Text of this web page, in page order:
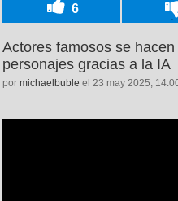
6
Actores famosos se
personajes gracias a la IA
por michaelbuble el 23 may 2025,